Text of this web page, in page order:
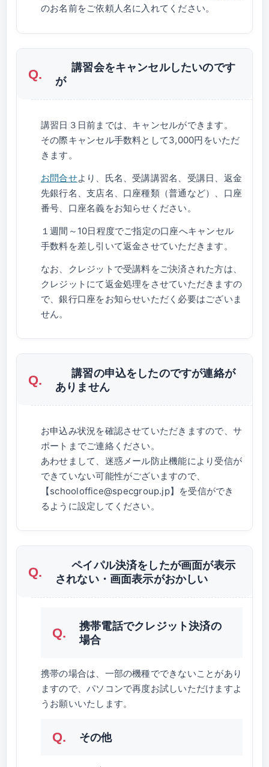
のお名前をご依頼人名に入れてください。
講習会をキャンセルしたいのです
が
講習日３日前までは、キャンセルができます。
その際キャンセル手数料として3,000円をいただ
きます。
お問合せより、氏名、受講講習名、受講日、返金
先銀行名、支店名、口座種類（普通など）、口座
番号、口座名義をお知らせください。
１週間～10日程度でご指定の口座へキャンセル
手数料を差し引いて返金させていただきます。
なお、クレジットで受講料をご決済された方は、
クレジットにて返金処理をさせていただきますの
で、銀行口座をお知らせいただく必要はございま
せん。
講習の申込をしたのですが連絡が
ありません
お申込み状況を確認させていただきますので、サ
ポートまでご連絡ください。
あわせまして、迷惑メール防止機能により受信が
できていない可能性がございますので、
【schooloffice@specgroup.jp】を受信ができ
るように設定してください。
ペイパル決済をしたが画面が表示
されない・画面表示がおかしい
携帯電話でクレジット決済の
場合
携帯の場合は、一部の機種でできないことがあり
ますので、パソコンで再度お試しいただけますよ
うお願いいたします。
その他